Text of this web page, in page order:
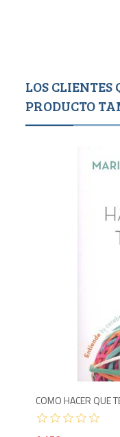
LOS CLIENTES
PRODUCTO
COMO HACER QUE